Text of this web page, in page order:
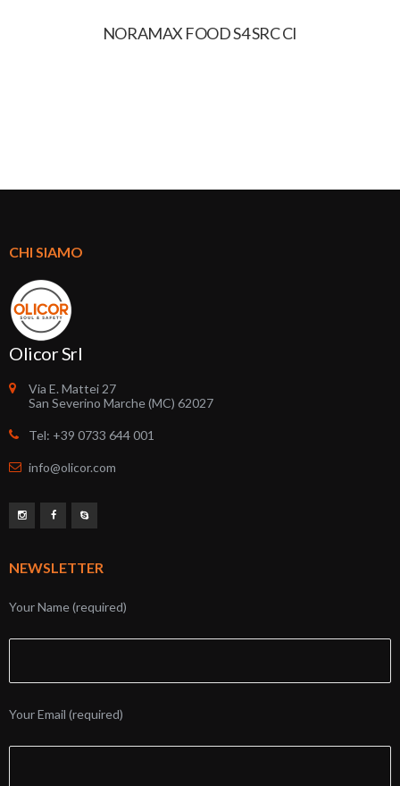
NORAMAX FOOD S4 SRC CI
CHI SIAMO
Olicor Srl
Via E. Mattei 27
San Severino Marche (MC) 62027
Tel: +39 0733 644 001
info@olicor.com
NEWSLETTER
Your Name (required)
Your Email (required)